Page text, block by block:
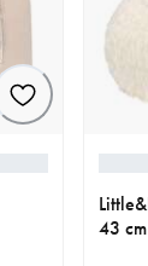
43 cm